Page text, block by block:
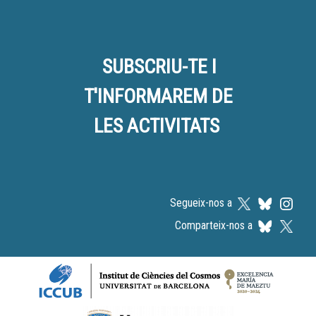
SUBSCRIU-TE I
T'INFORMAREM DE
LES ACTIVITATS
Segueix-nos a
Comparteix-nos a
Logos footer